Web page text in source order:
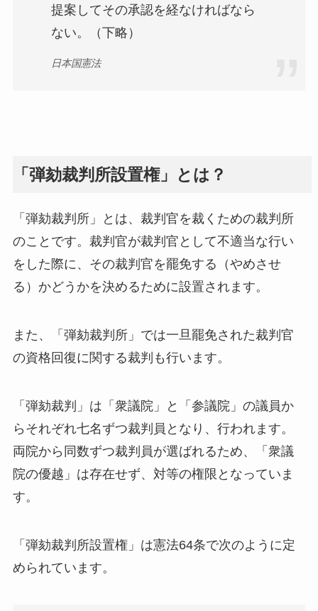
提案してその承認を経なければなら
ない。（下略）
日本国憲法
「弾劾裁判所設置権」とは？
「弾劾裁判所」とは、裁判官を裁くための裁判所
のことです。裁判官が裁判官として不適当な行い
をした際に、その裁判官を罷免する（やめさせ
る）かどうかを決めるために設置されます。
また、「弾劾裁判所」では一旦罷免された裁判官
の資格回復に関する裁判も行います。
「弾劾裁判」は「衆議院」と「参議院」の議員か
らそれぞれ七名ずつ裁判員となり、行われます。
両院から同数ずつ裁判員が選ばれるため、「衆議
院の優越」は存在せず、対等の権限となっていま
す。
「弾劾裁判所設置権」は憲法64条で次のように定
められています。